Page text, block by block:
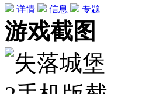
详情 信息 专题
游戏截图